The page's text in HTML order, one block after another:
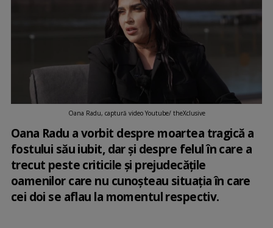
Oana Radu, captură video Youtube/ theXclusive
Oana Radu a vorbit despre moartea tragică a
fostului său iubit, dar și despre felul în care a
trecut peste criticile și prejudecățile
oamenilor care nu cunoșteau situația în care
cei doi se aflau la momentul respectiv.